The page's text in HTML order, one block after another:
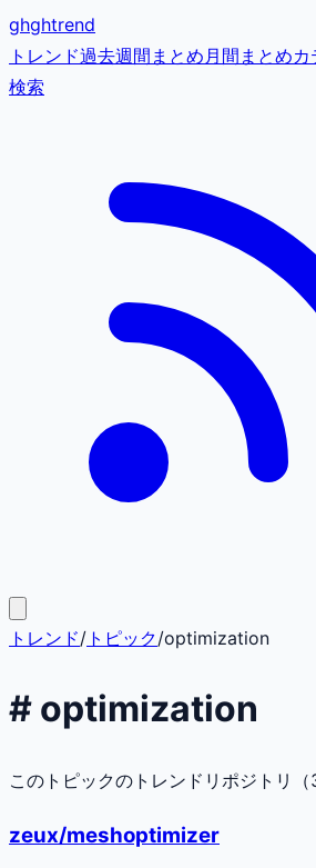
ghghtrend
トレンド過去週間まとめ月間まとめカ
検索
トレンド/ トピック/optimization
# optimization
このトピックのトレンドリポジトリ（
zeux/meshoptimizer